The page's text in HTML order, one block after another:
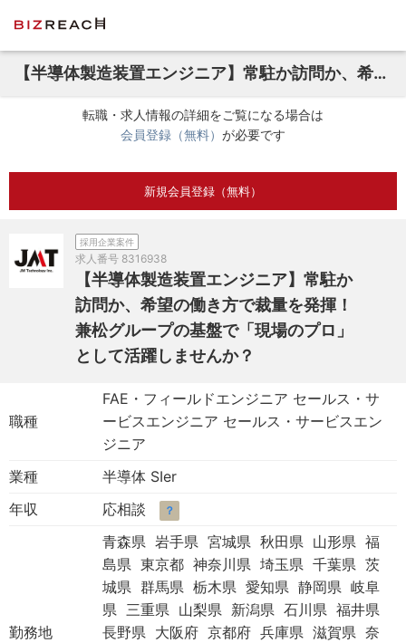
【半導体製造装置エンジニア】常駐か訪問か、希望の働き方で裁量を発揮！兼松グループの基盤で「現場のプロ」として活躍しませんか？
転職・求人情報の詳細をご覧になる場合は
会員登録（無料） が必要です
新規会員登録（無料）
採用企業案件
求人番号 8316938
【半導体製造装置エンジニア】常駐か
訪問か、希望の働き方で裁量を発揮！
兼松グループの基盤で「現場のプロ」
として活躍しませんか？
職種
FAE・フィールドエンジニア セールス・サ
ービスエンジニア セールス・サービスエン
ジニア
業種
半導体 SIer
年収
応相談 ？
勤務地
青森県 岩手県 宮城県 秋田県 山形県 福
島県 東京都 神奈川県 埼玉県 千葉県 茨
城県 群馬県 栃木県 愛知県 静岡県 岐阜
県 三重県 山梨県 新潟県 石川県 福井県
長野県 大阪府 京都府 兵庫県 滋賀県 奈